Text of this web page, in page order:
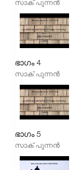
സാക് പുന്നൻ
ഭാഗം 4
സാക് പുന്നൻ
ഭാഗം 5
സാക് പുന്നൻ